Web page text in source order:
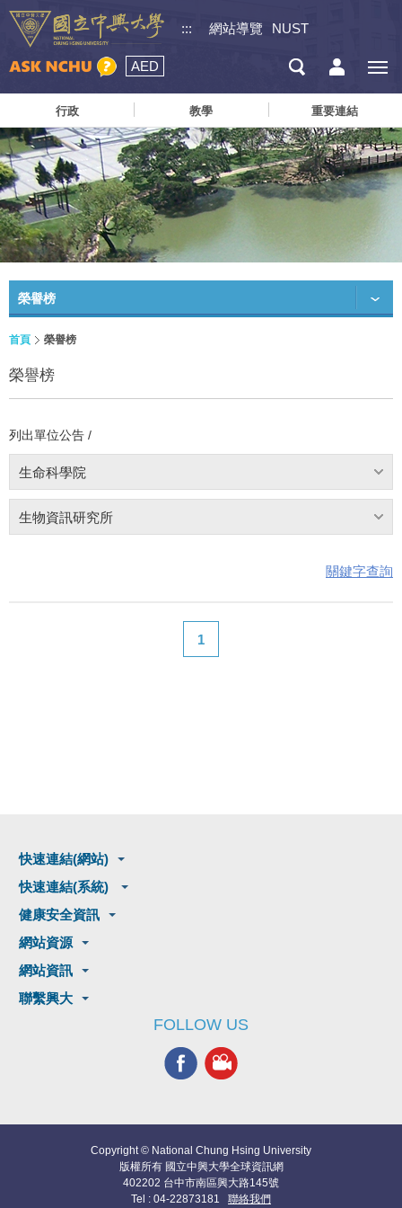
::: 網站導覽 NUST
AED
行政 教學 重要連結
榮譽榜
首頁 榮譽榜
榮譽榜
列出單位公告 /
生命科學院
生物資訊研究所
關鍵字查詢
1
快速連結(網站)
快速連結(系統)
健康安全資訊
網站資源
網站資訊
聯繫興大
FOLLOW US
Copyright © National Chung Hsing University
版權所有 國立中興大學全球資訊網
402202 台中市南區興大路145號
Tel : 04-22873181 聯絡我們